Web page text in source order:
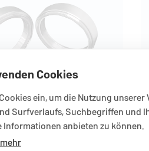
Cookies
ein, um die Nutzung
Surfverlaufs, Suchbegriffen und
Informationen anbieten zu können.